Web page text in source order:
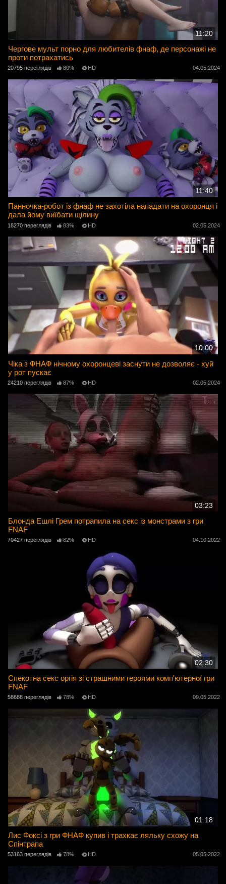
11:20
Чергове мульт порно для любителів фнаф, де персонажі не
проти потрахатись
20795 переглядів 80% HD 04.05.2024
11:40
Панночка-робот із фнаф не захотіла нападати на охоронця і
дала йому виїбати щілину
18270 переглядів 83% HD 02.05.2024
10:00
Чіка з ФНАФ нічному охоронцеві заснути не дозволяє - хуй
у рот пускає
24210 переглядів 87% HD 02.05.2024
03:23
Блонда Ешлі Грем потрапила на секс із монстрами з гри
FNAF
70427 переглядів 82% HD 04.10.2022
02:30
Спекотна секс оргія зі страшними героями комп'ютерної гри
FNAF
58688 переглядів 78% HD 09.05.2022
01:18
Лис Фоксі з гри ФНАФ купив і трахкає ляльку схожу на
Спінтрапа
53163 переглядів 78% HD 05.05.2022